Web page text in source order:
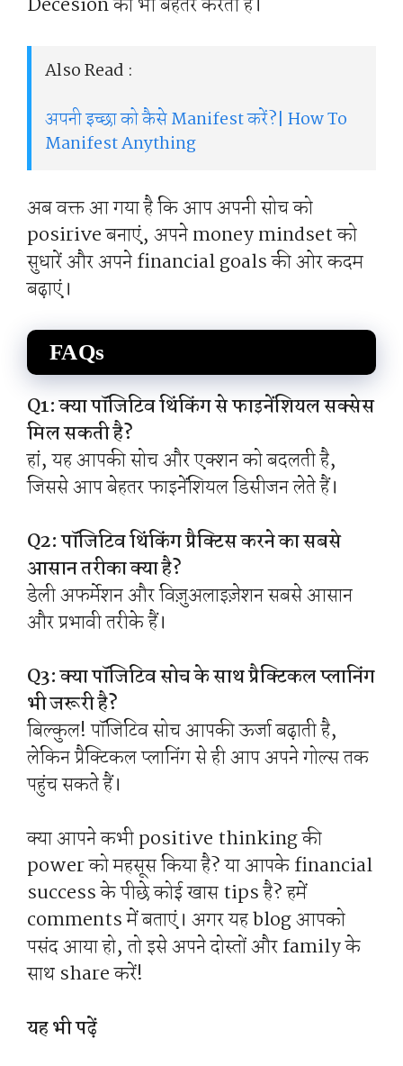
Also Read :
अपनी इच्छा को कैसे Manifest करें?| How To
Manifest Anything
अब वक्त आ गया है कि आप अपनी सोच को
posirive बनाएं, अपने money mindset को
सुधारें और अपने financial goals की ओर कदम
बढ़ाएं।
FAQs
Q1: क्या पॉजिटिव थिंकिंग से फाइनेंशियल सक्सेस
मिल सकती है?
हां, यह आपकी सोच और एक्शन को बदलती है,
जिससे आप बेहतर फाइनेंशियल डिसीजन लेते हैं।
Q2: पॉजिटिव थिंकिंग प्रैक्टिस करने का सबसे
आसान तरीका क्या है?
डेली अफर्मेशन और विज़ुअलाइज़ेशन सबसे आसान
और प्रभावी तरीके हैं।
Q3: क्या पॉजिटिव सोच के साथ प्रैक्टिकल प्लानिंग
भी जरूरी है?
बिल्कुल! पॉजिटिव सोच आपकी ऊर्जा बढ़ाती है,
लेकिन प्रैक्टिकल प्लानिंग से ही आप अपने गोल्स तक
पहुंच सकते हैं।
क्या आपने कभी positive thinking की
power को महसूस किया है? या आपके financial
success के पीछे कोई खास tips है? हमें
comments में बताएं। अगर यह blog आपको
पसंद आया हो, तो इसे अपने दोस्तों और family के
साथ share करें!
यह भी पढ़ें